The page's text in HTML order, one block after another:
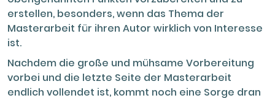
erstellen, besonders, wenn das Thema der
Masterarbeit für ihren Autor wirklich von Interesse
ist.
Nachdem die große und mühsame Vorbereitung
vorbei und die letzte Seite der Masterarbeit
endlich vollendet ist, kommt noch eine Sorge dran